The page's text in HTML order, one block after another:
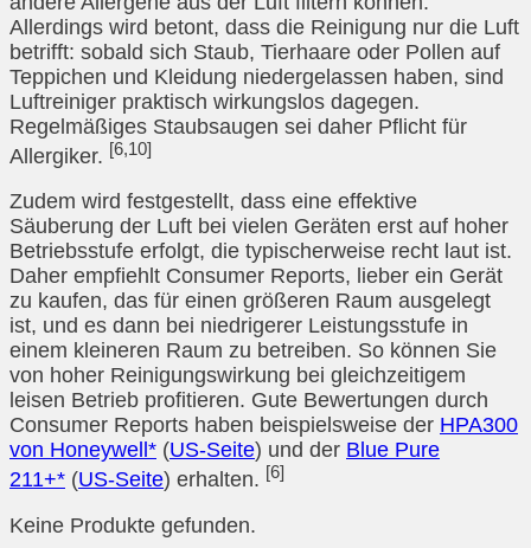
Allerdings wird betont, dass die Reinigung nur die Luft
betrifft: sobald sich Staub, Tierhaare oder Pollen auf
Teppichen und Kleidung niedergelassen haben, sind
Luftreiniger praktisch wirkungslos dagegen.
Regelmäßiges Staubsaugen sei daher Pflicht für
Allergiker. [6,10]
Zudem wird festgestellt, dass eine effektive
Säuberung der Luft bei vielen Geräten erst auf hoher
Betriebsstufe erfolgt, die typischerweise recht laut ist.
Daher empfiehlt Consumer Reports, lieber ein Gerät
zu kaufen, das für einen größeren Raum ausgelegt
ist, und es dann bei niedrigerer Leistungsstufe in
einem kleineren Raum zu betreiben. So können Sie
von hoher Reinigungswirkung bei gleichzeitigem
leisen Betrieb profitieren. Gute Bewertungen durch
Consumer Reports haben beispielsweise der HPA300
von Honeywell* (US-Seite) und der Blue Pure
211+* (US-Seite) erhalten. [6]
Keine Produkte gefunden.